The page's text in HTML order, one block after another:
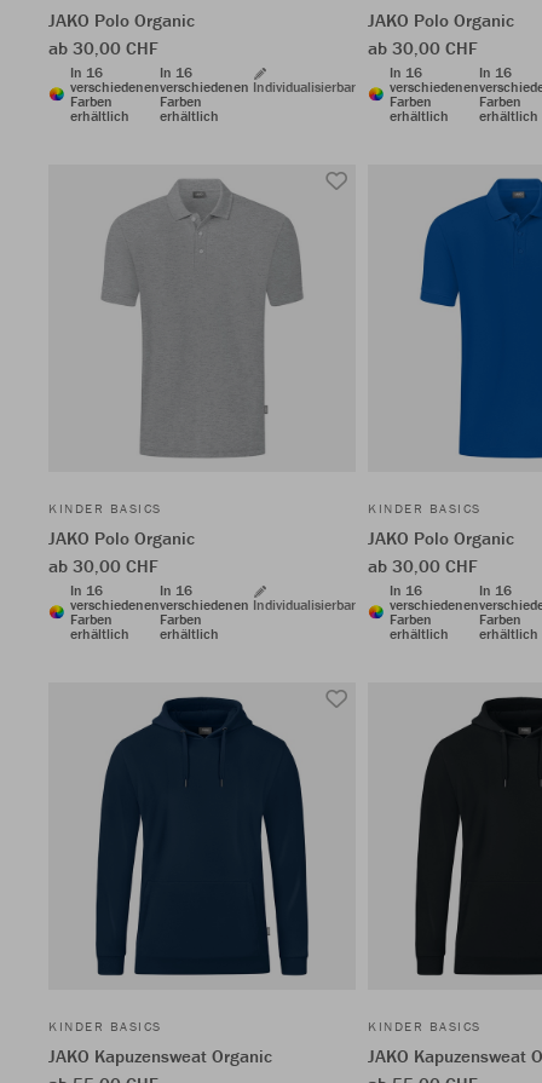
JAKO Polo Organic
ab 30,00 CHF
In 16
verschiedenen
Farben
erhältlich
In 16
verschiedenen
Farben
erhältlich
Individualisierbar
JAKO Polo Organic
ab 30,00 CHF
In 16
verschiedenen
Farben
erhältlich
In 16
Farben
erhältlich
KINDER BASICS
JAKO Polo Organic
ab 30,00 CHF
In 16
verschiedenen
Farben
erhältlich
In 16
verschiedenen
Farben
erhältlich
Individualisierbar
KINDER BASICS
JAKO Polo Organic
ab 30,00 CHF
In 16
verschiedenen
Farben
erhältlich
In 16
Farben
erhältlich
KINDER BASICS
JAKO Kapuzensweat Organic
KINDER BASICS
JAKO Kapuzensweat